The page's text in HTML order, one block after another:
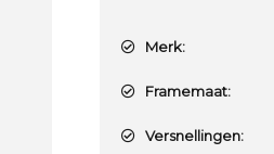
Merk:
Framemaat:
Versnellingen: